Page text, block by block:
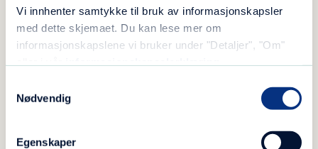
Vi innhenter samtykke til bruk av informasjonskapsler
med dette skjemaet. Du kan lese mer om
informasjonskapslene vi bruker under "Detaljer", "Om"
Nødvendig
Egenskaper
økning i henvendelser til begge disse
tjenestene. I 2022 fikk SnakkOmMobbing over
16 000 henvendelser i 2022, noe som gjør
Stensen.